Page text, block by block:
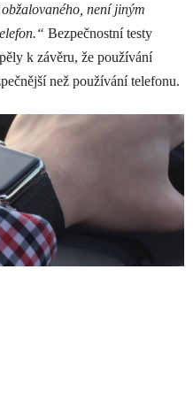
​​není jiným
Bezpečnostní testy
k závěru, že používání
než používání telefonu.